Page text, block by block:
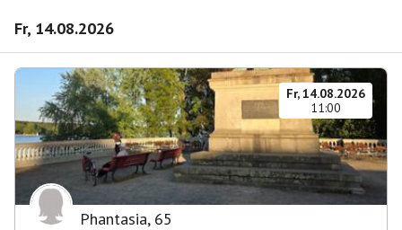
Fr, 14.08.2026
Fr, 14.08.2026
11:00
Phantasia, 65